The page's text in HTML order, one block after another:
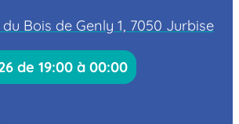
Bois de Genly 1, 7050 Jurbise
de 19:00 à 00:00